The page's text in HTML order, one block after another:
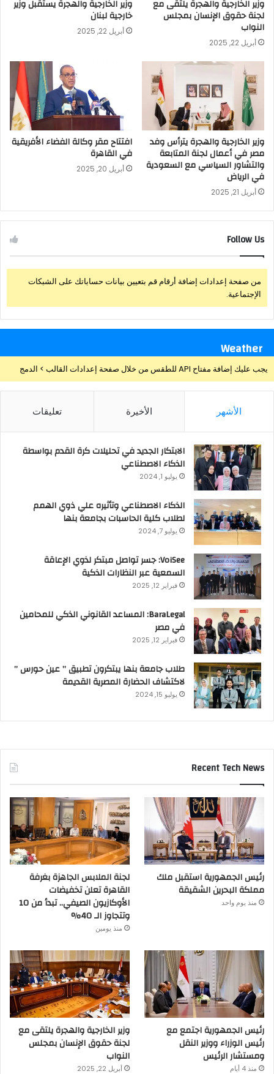
وزير الخارجية والهجرة يلتقى مع
لجنة حقوق الإنسان بمجلس
النواب
أبريل 22, 2025
وزير الخارجية والهجرة يستقبل وزير
خارجية لبنان
أبريل 22, 2025
وزير الخارجية والهجرة يترأس وفد
مصر في أعمال لجنة المتابعة
والتشاور السياسي مع السعودية
في الرياض
أبريل 21, 2025
افتتاح مقر وكالة الفضاء الأفريقية
في القاهرة
أبريل 20, 2025
Follow Us
من صفحة إعدادات إضافة أرقام قم بتعيين بيانات حساباتك على الشبكات
الإجتماعية.
Weather
يجب عليك إضافة مفتاح API للطقس من خلال صفحة إعدادات القالب > الدمج
الأشهر الأخيرة تعليقات
الابتكار الجديد في تحليلات كرة القدم بواسطة
الذكاء الاصطناعي
يوليو 1, 2024
الذكاء الاصطناعي وتأثيره علي ذوي الهمم
لطلاب كلية الحاسبات بجامعة بنها
يوليو 7, 2024
VoiSee: جسر تواصل مبتكر لذوي الإعاقة
السمعية عبر النظارات الذكية
فبراير 12, 2025
BaraLegal: المساعد القانوني الذكي للمحامين
في مصر
فبراير 12, 2025
طلاب جامعة بنها يبتكرون تطبيق ” عين حورس ”
لاكتشاف الحضارة المصرية القديمة
يوليو 15, 2024
Recent Tech News
رئيس الجمهورية استقبل ملك
مملكة البحرين الشقيقة
منذ يوم واحد
لجنة الملابس الجاهزة بغرفة
القاهرة تعلن تخفيضات
الأوكازيون الصيفي.. تبدأ من 10
وتتجاوز الـ 40%
منذ يومين
رئيس الجمهورية اجتمع مع
رئيس الوزراء ووزير النقل
ومستشار الرئيس
منذ 4 أيام
وزير الخارجية والهجرة يلتقى مع
لجنة حقوق الإنسان بمجلس
النواب
أبريل 22, 2025